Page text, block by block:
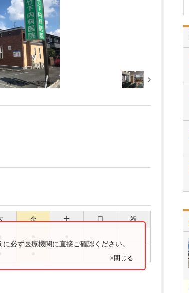
金 土 日 祝
必ず医療機関に直接ご確認ください。
×閉じる